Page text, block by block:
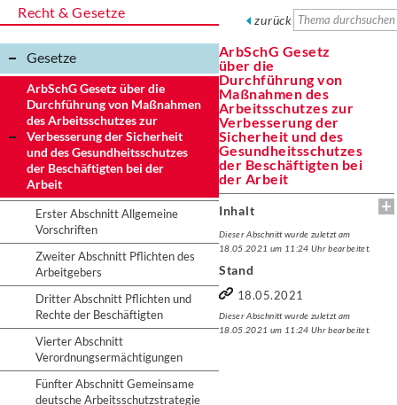
Recht & Gesetze
Gesetze
ArbSchG Gesetz über die
Durchführung von Maßnahmen
des Arbeitsschutzes zur
Verbesserung der Sicherheit
und des Gesundheitsschutzes
der Beschäftigten bei der
Arbeit
Erster Abschnitt Allgemeine
Vorschriften
Zweiter Abschnitt Pflichten des
Arbeitgebers
Dritter Abschnitt Pflichten und
Rechte der Beschäftigten
Vierter Abschnitt
Verordnungsermächtigungen
Fünfter Abschnitt Gemeinsame
deutsche Arbeitsschutzstrategie
zurück
ArbSchG Gesetz
über die
Durchführung von
Maßnahmen des
Arbeitsschutzes zur
Verbesserung der
Sicherheit und des
Gesundheitsschutzes
der Beschäftigten bei
der Arbeit
Inhalt
Dieser Abschnitt wurde zuletzt am
18.05.2021 um 11:24 Uhr bearbeitet.
Stand
18.05.2021
Dieser Abschnitt wurde zuletzt am
18.05.2021 um 11:24 Uhr bearbeitet.